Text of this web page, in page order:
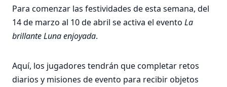
Para comenzar las festividades de esta semana, del
14 de marzo al 10 de abril se activa el evento La
brillante Luna enjoyada.
Aquí, los jugadores tendrán que completar retos
diarios y misiones de evento para recibir objetos